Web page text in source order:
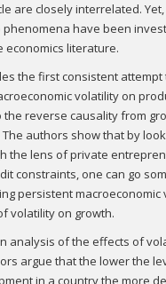
are closely interrelated.
phenomena have been
economics literature.
the first consistent attempt
volatility on
the reverse causality from
authors show that by
the lens of private
constraints, one can go
persistent macroeconomic
volatility on growth.
analysis of the effects of
argue that the lower the
in a country the more